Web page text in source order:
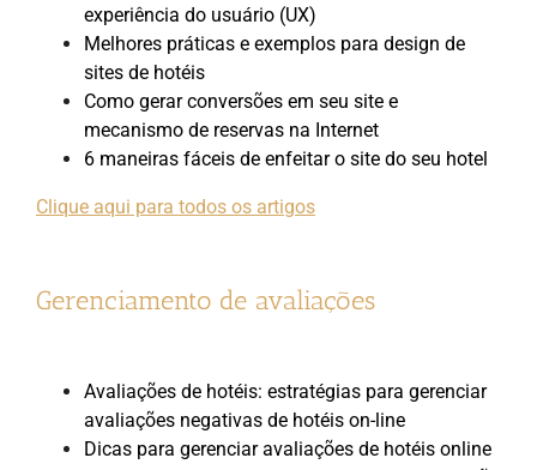
experiência do usuário (UX)
Melhores práticas e exemplos para design de
sites de hotéis
Como gerar conversões em seu site e
mecanismo de reservas na Internet
6 maneiras fáceis de enfeitar o site do seu hotel
Clique aqui para todos os artigos
Gerenciamento de avaliações
Avaliações de hotéis: estratégias para gerenciar
avaliações negativas de hotéis on-line
Dicas para gerenciar avaliações de hotéis online